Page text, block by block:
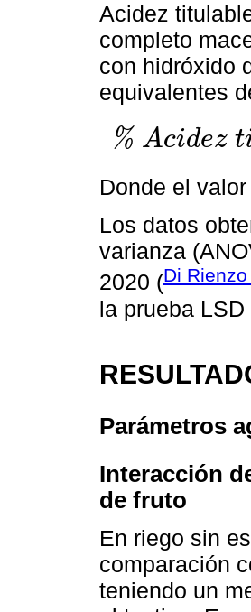
Acidez
completo
con hidróxido
equivalentes
% Acidez t
% A dez titulable=m ga
Donde el
Los datos
varianza
2020 (Di Rienzo
la prueba
Parámetros
Interacción
de fruto
En riego sin
comparación
teniendo un